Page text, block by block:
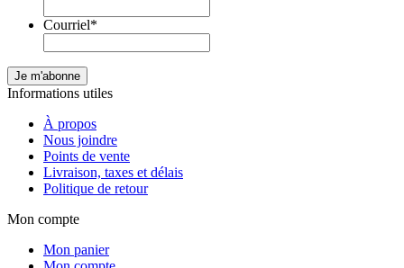
Courriel*
Informations utiles
À propos
Nous joindre
Points de vente
Livraison, taxes et délais
Politique de retour
Mon compte
Mon panier